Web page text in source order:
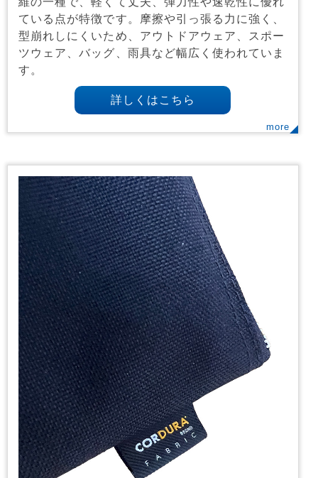
ている点が特徴です。摩擦や引っ張る力に強く、
型崩れしにくいため、アウトドアウェア、スポー
ツウェア、バッグ、雨具など幅広く使われていま
す。
詳しくはこちら
more